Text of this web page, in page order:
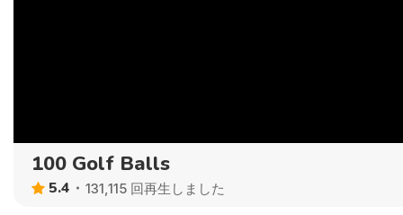
100 Golf Balls
5.4 131,115 回再生しました